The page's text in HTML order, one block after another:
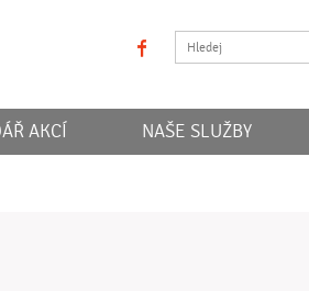
facebook
AKCÍ NAŠE SLUŽBY